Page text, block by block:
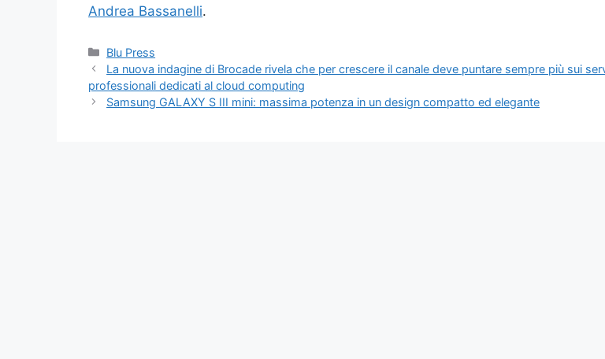
Andrea Bassanelli.
Categorie
Blu Press
La nuova indagine di Brocade rivela che per crescere il canale deve puntare sempre più sui
professionali dedicati al cloud computing
Samsung GALAXY S III mini: massima potenza in un design compatto ed elegante